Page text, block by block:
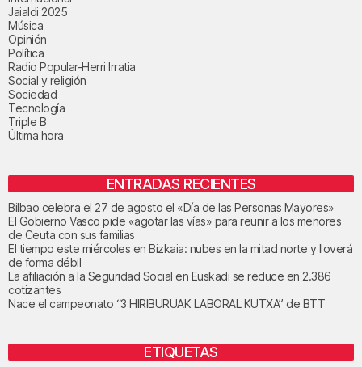
Jaialdi 2025
Música
Opinión
Política
Radio Popular-Herri Irratia
Social y religión
Sociedad
Tecnología
Triple B
Última hora
ENTRADAS RECIENTES
Bilbao celebra el 27 de agosto el «Día de las Personas Mayores»
El Gobierno Vasco pide «agotar las vías» para reunir a los menores
de Ceuta con sus familias
El tiempo este miércoles en Bizkaia: nubes en la mitad norte y lloverá
de forma débil
La afiliación a la Seguridad Social en Euskadi se reduce en 2.386
cotizantes
Nace el campeonato “3 HIRIBURUAK LABORAL KUTXA” de BTT
ETIQUETAS